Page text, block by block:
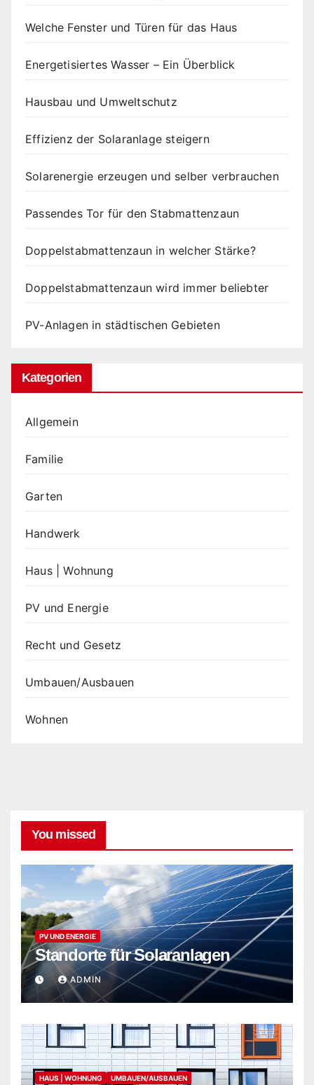
Welche Fenster und Türen für das Haus
Energetisiertes Wasser – Ein Überblick
Hausbau und Umweltschutz
Effizienz der Solaranlage steigern
Solarenergie erzeugen und selber verbrauchen
Passendes Tor für den Stabmattenzaun
Doppelstabmattenzaun in welcher Stärke?
Doppelstabmattenzaun wird immer beliebter
PV-Anlagen in städtischen Gebieten
Kategorien
Allgemein
Familie
Garten
Handwerk
Haus | Wohnung
PV und Energie
Recht und Gesetz
Umbauen/Ausbauen
Wohnen
You missed
PV UND ENERGIE
Standorte für Solaranlagen
ADMIN
HAUS | WOHNUNG UMBAUEN/AUSBAUEN